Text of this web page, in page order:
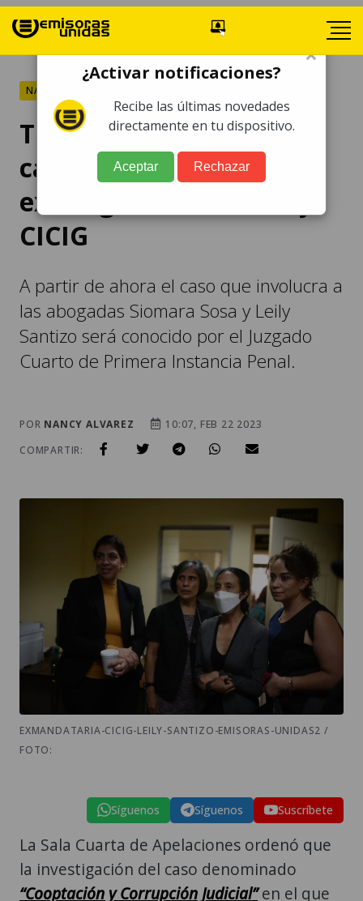
NACIONALES
Trasladan expediente de
caso que involucra a
exintegrantes de FECI y
CICIG
A partir de ahora el caso que involucra a
las abogadas Siomara Sosa y Leily
Santizo será conocido por el Juzgado
Cuarto de Primera Instancia Penal.
POR NANCY ALVAREZ
10:07, FEB 22 2023
COMPARTIR:
EXMANDATARIA-CICIG-LEILY-SANTIZO-EMISORAS-UNIDAS2 /
FOTO:
Síguenos Síguenos Suscríbete
La Sala Cuarta de Apelaciones ordenó que
la investigación del caso denominado
“Cooptación y Corrupción Judicial”en el que
×
¿Activar notificaciones?
Recibe las últimas novedades
directamente en tu dispositivo.
Aceptar Rechazar